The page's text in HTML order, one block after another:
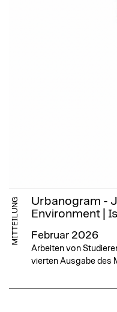
MITTEILUNG
Urbanogram -
Environment |
Februar 2026
Arbeiten von
vierten Ausgabe des